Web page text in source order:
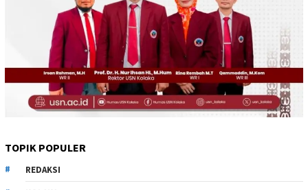
TOPIK POPULER
REDAKSI